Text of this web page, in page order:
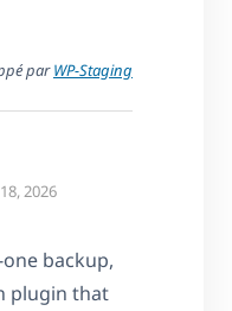
parWP-Staging
2026
backup,
plugin that